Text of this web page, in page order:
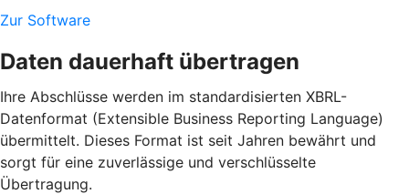
Zur Software
Daten dauerhaft übertragen
Ihre Abschlüsse werden im standardisierten XBRL-
Datenformat (Extensible Business Reporting Language)
übermittelt. Dieses Format ist seit Jahren bewährt und
sorgt für eine zuverlässige und verschlüsselte
Übertragung.